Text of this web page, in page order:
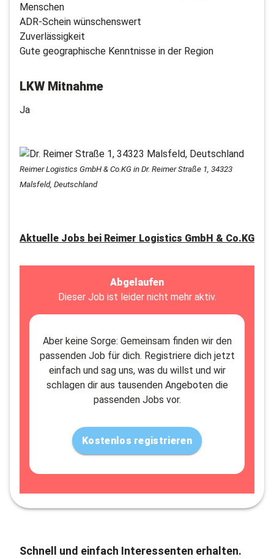
Menschen
ADR-Schein wünschenswert
Zuverlässigkeit
Gute geographische Kenntnisse in der Region
LKW Mitnahme
Ja
Reimer Logistics GmbH & Co.KG in Dr. Reimer Straße 1, 34323
Malsfeld, Deutschland
Aktuelle Jobs bei Reimer Logistics GmbH & Co.KG
Abgelaufen
Dieser Job ist leider nicht mehr aktiv.
Aber keine Sorge: Gemeinsam finden wir den
passenden Job für dich. Registriere dich jetzt
einfach und sag uns, was du willst und wir
schlagen dir aus tausenden Angeboten die
passenden Jobs vor.
Kostenlos registrieren
Schnell und einfach Interessenten erhalten.